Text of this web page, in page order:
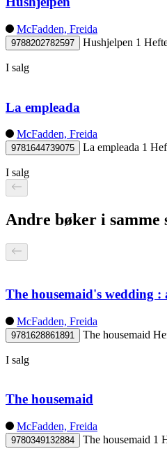
McFadden, Freida
9788202782597 Hushjelpen 1
I salg
La empleada
McFadden, Freida
9781644739075 La empleada 1
I salg
Andre bøker i samme
The housemaid's wedding :
McFadden, Freida
9781628861891 The housemaid
I salg
The housemaid
McFadden, Freida
9780349132884 The housemaid 1